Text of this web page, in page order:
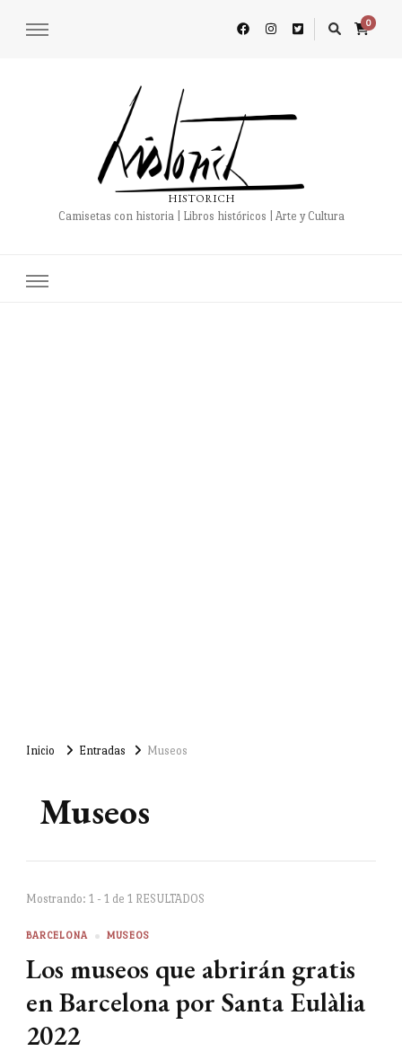
0
HISTORICH
Camisetas con historia | Libros históricos | Arte y Cultura
Inicio Entradas Museos
Museos
Mostrando: 1 - 1 de 1 RESULTADOS
BARCELONA MUSEOS
Los museos que abrirán gratis
en Barcelona por Santa Eulàlia
2022